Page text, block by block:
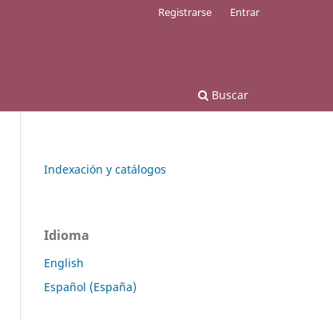
Buscar
Registrarse Entrar
Indexación y catálogos
Idioma
English
Español (España)